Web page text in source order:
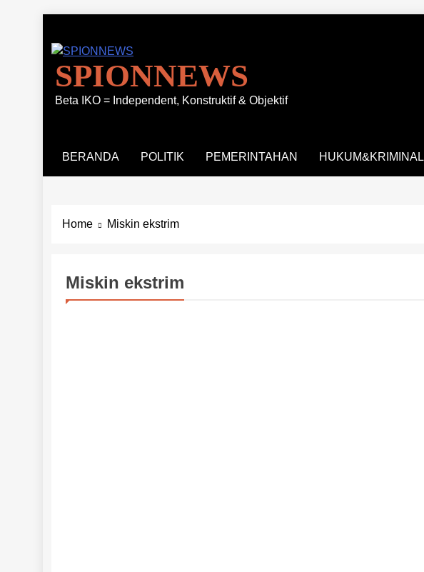
content
SPIONNEWS
Beta IKO = Independent, Konstruktif & Objektif
BERANDA POLITIK PEMERINTAHAN HUKUM&KRIMINAL
Home Miskin ekstrim
Miskin ekstrim